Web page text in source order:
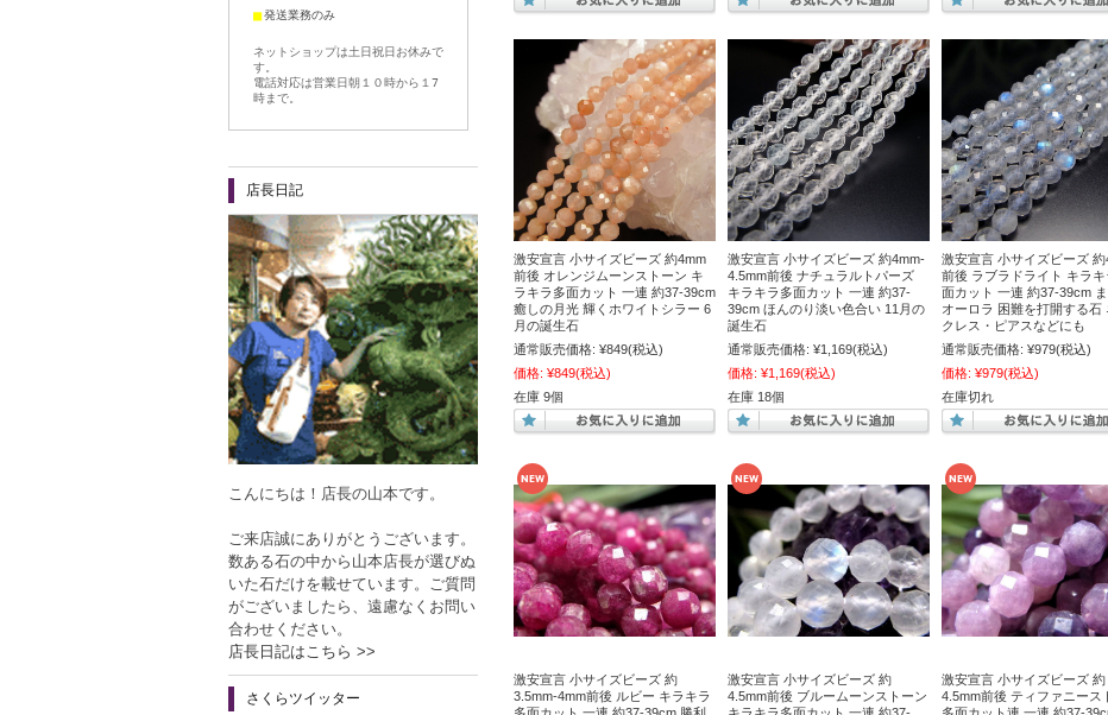
激安宣言 小サイズビーズ 約4mm
前後 オレンジムーンストーン キ
ラキラ多面カット 一連 約37-39cm
癒しの月光 輝くホワイトシラー 6
月の誕生石
通常販売価格: ¥849(税込)
価格: ¥849(税込)
在庫 9個
激安宣言 小サイズビーズ 約4mm-
4.5mm前後 ナチュラルトパーズ
キラキラ多面カット 一連 約37-
39cm ほんのり淡い色合い 11月の
誕生石
通常販売価格: ¥1,169(税込)
価格: ¥1,169(税込)
在庫 18個
激安宣言 小サイズビーズ 約
前後 ラブラドライト キラキ
面カット 一連 約37-39cm
オーロラ 困難を打開する石
クレス・ピアスなどにも
通常販売価格: ¥979(税込)
価格: ¥979(税込)
在庫切れ
激安宣言 小サイズビーズ 約
3.5mm-4mm前後 ルビー キラキラ
激安宣言 小サイズビーズ 約
4.5mm前後 ブルームーンストーン
激安宣言 小サイズビーズ 約
4.5mm前後 ティファニース
■発送業務のみ
ネットショップは土日祝日お休みで
す。
電話対応は営業日朝１０時から１7
時まで。
店長日記
こんにちは！店長の山本です。
ご来店誠にありがとうございます。
数ある石の中から山本店長が選びぬ
いた石だけを載せています。ご質問
がございましたら、遠慮なくお問い
合わせください。
店長日記はこちら >>
さくらツイッター